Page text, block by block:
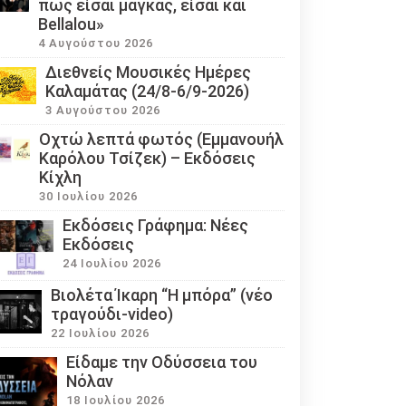
πως είσαι μάγκας, είσαι και
Bellalou»
4 Αυγούστου 2026
Διεθνείς Μουσικές Ημέρες
Καλαμάτας (24/8-6/9-2026)
3 Αυγούστου 2026
Οχτώ λεπτά φωτός (Εμμανουήλ
Καρόλου Τσίζεκ) – Εκδόσεις
Κίχλη
30 Ιουλίου 2026
Εκδόσεις Γράφημα: Νέες
Εκδόσεις
24 Ιουλίου 2026
Βιολέτα Ίκαρη “Η μπόρα” (νέο
τραγούδι-video)
22 Ιουλίου 2026
Eίδαμε την Οδύσσεια του
Νόλαν
18 Ιουλίου 2026